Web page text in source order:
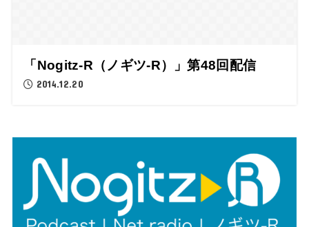
「Nogitz-R（ノギツ-R）」第48回配信
2014.12.20